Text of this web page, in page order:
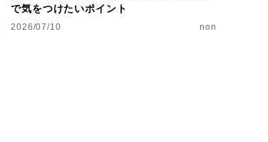
で気をつけたいポイント
2026/07/10 non